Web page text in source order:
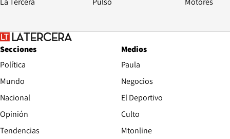
Secciones
Política
Mundo
Nacional
Opinión
Tendencias
Medios
Paula
Negocios
El Deportivo
Culto
Mtonline